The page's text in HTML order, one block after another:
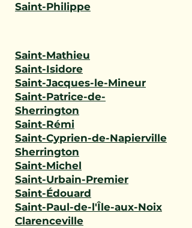
Saint-Philippe
Saint-Mathieu
Saint-Isidore
Saint-Jacques-le-Mineur
Saint-Patrice-de-
Sherrington
Saint-Rémi
Saint-Cyprien-de-Napierville
Sherrington
Saint-Michel
Saint-Urbain-Premier
Saint-Édouard
Saint-Paul-de-l'Île-aux-Noix
Clarenceville